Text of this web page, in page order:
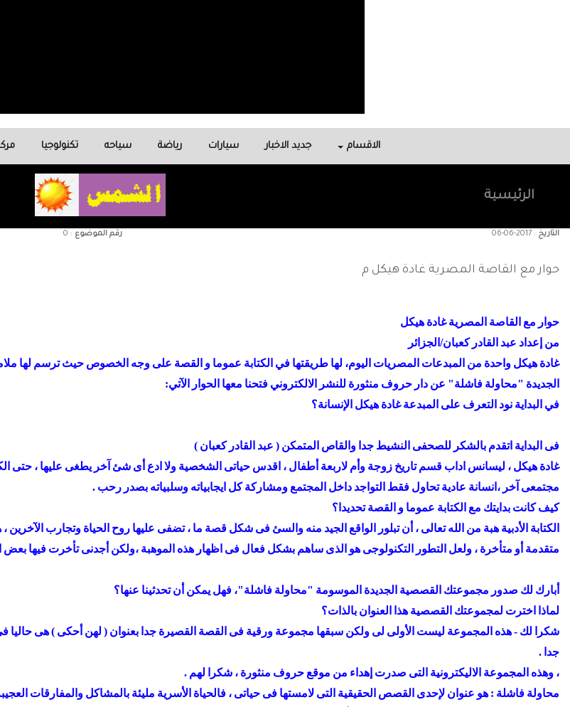
الاقسام جديد الاخبار سيارات رياضة سياحه تكنولوجيا
الرئيسية
التاريخ :
06-06-2017 رقم الموضوع :
0
حوار مع القاصة المصرية غادة هيكل م
حوار مع القاصة المصرية غادة هيكل
من إعداد عبد القادر كعبان/الجزائر
غادة هيكل واحدة من المبدعات المصريات اليوم، لها طريقتها في الكتابة عموما و القصة على وجه الخصوص حيث ترسم لها
الجديدة "محاولة فاشلة" عن دار حروف منثورة للنشر الالكتروني فتحنا معها الحوار الآتي:
في البداية نود التعرف على المبدعة غادة هيكل الإنسانة؟
فى البداية اتقدم بالشكر للصحفى النشيط جدا والقاص المتمكن ( عبد القادر كعبان )
غادة هيكل ، ليسانس اداب قسم تاريخ زوجة وأم لاربعة أطفال ، اقدس حياتى الشخصية ولا ادع أى شئ آخر يطغى عليها ، حتى
مجتمعى آخر ،انسانة عادية تحاول فقط التواجد داخل المجتمع ومشاركة كل ايجابياته وسلبياته بصدر رحب .
كيف كانت بدايتك مع الكتابة عموما و القصة تحديدا؟
الكتابة الأدبية هبة من الله تعالى ، أن تبلور الواقع الجيد منه والسئ فى شكل قصة ما ، تضفى عليها روح الحياة وتجارب
متقدمة أو متأخرة ، ولعل التطور التكنولوجى هو الذى ساهم بشكل فعال فى اظهار هذه الموهبة ،ولكن أجدنى تأخرت فيها
أبارك لك صدور مجموعتك القصصية الجديدة الموسومة "محاولة فاشلة"، فهل يمكن أن تحدثينا عنها؟
لماذا اخترت لمجموعتك القصصية هذا العنوان بالذات؟
شكرا لك - هذه المجموعة ليست الأولى لى ولكن سبقها مجموعة ورقية فى القصة القصيرة جدا بعنوان ( لهن أحكى ) هى
جدا .
، وهذه المجموعة الاليكترونية التى صدرت إهداء من موقع حروف منثورة ، شكرا لهم .
محاولة فاشلة : هو عنوان لإحدى القصص الحقيقية التى لامستها فى حياتى ، فالحياة الأسرية مليئة بالمشاكل والمفارقات